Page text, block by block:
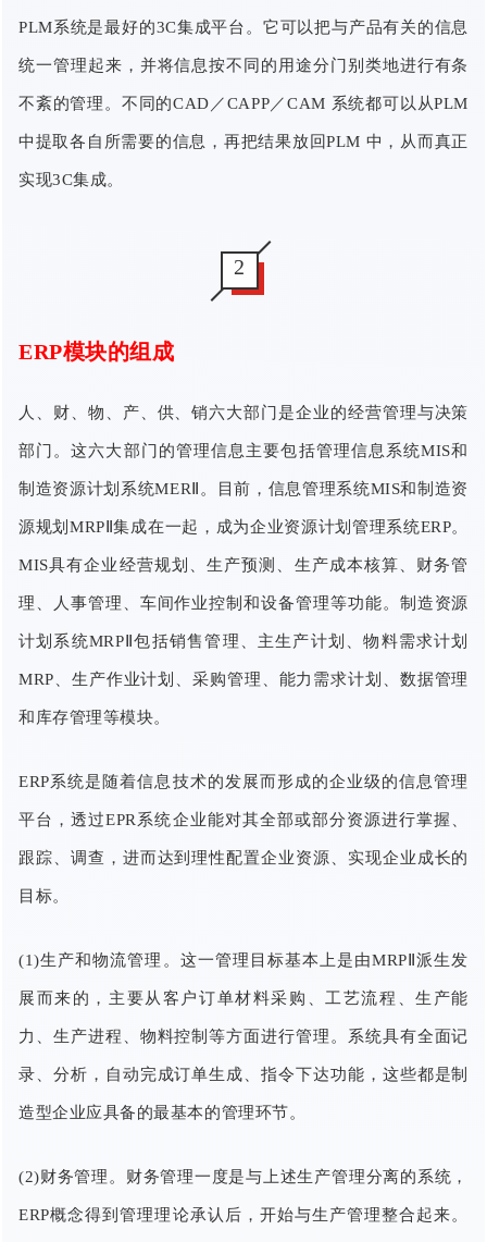
PLM系统是最好的3C集成平台。它可以把与产品有关的信息
统一管理起来，并将信息按不同的用途分门别类地进行有条
不紊的管理。不同的CAD／CAPP／CAM 系统都可以从PLM
中提取各自所需要的信息，再把结果放回PLM 中，从而真正
实现3C集成。
2
ERP模块的组成
人、财、物、产、供、销六大部门是企业的经营管理与决策
部门。这六大部门的管理信息主要包括管理信息系统MIS和
制造资源计划系统MERⅡ。目前，信息管理系统MIS和制造资
源规划MRPⅡ集成在一起，成为企业资源计划管理系统ERP。
MIS具有企业经营规划、生产预测、生产成本核算、财务管
理、人事管理、车间作业控制和设备管理等功能。制造资源
计划系统MRPⅡ包括销售管理、主生产计划、物料需求计划
MRP、生产作业计划、采购管理、能力需求计划、数据管理
和库存管理等模块。
ERP系统是随着信息技术的发展而形成的企业级的信息管理
平台，透过EPR系统企业能对其全部或部分资源进行掌握、
跟踪、调查，进而达到理性配置企业资源、实现企业成长的
目标。
(1)生产和物流管理。这一管理目标基本上是由MRPⅡ派生发
展而来的，主要从客户订单材料采购、工艺流程、生产能
力、生产进程、物料控制等方面进行管理。系统具有全面记
录、分析，自动完成订单生成、指令下达功能，这些都是制
造型企业应具备的最基本的管理环节。
(2)财务管理。财务管理一度是与上述生产管理分离的系统，
ERP概念得到管理理论承认后，开始与生产管理整合起来。